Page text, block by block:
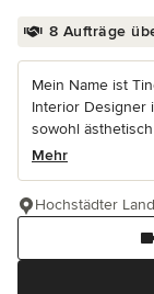
8 Aufträge
Mein Name ist
Interior Designer
sowohl ästhetisch
Mehr
Hochstädter